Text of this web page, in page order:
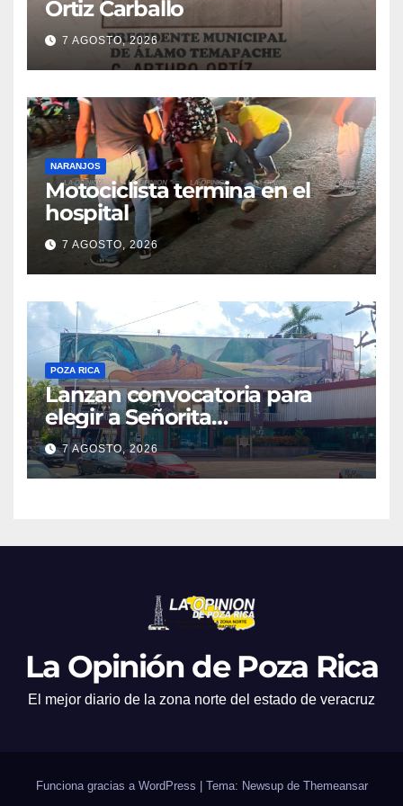
Ortiz Carballo
7 AGOSTO, 2026
NARANJOS
Motociclista termina en el
hospital
7 AGOSTO, 2026
POZA RICA
Lanzan convocatoria para
elegir a Señorita
Independencia, Patria y
Libertad 2026
7 AGOSTO, 2026
La Opinión de Poza Rica
El mejor diario de la zona norte del estado de veracruz
Funciona gracias a WordPress Tema: Newsup de Themeansar